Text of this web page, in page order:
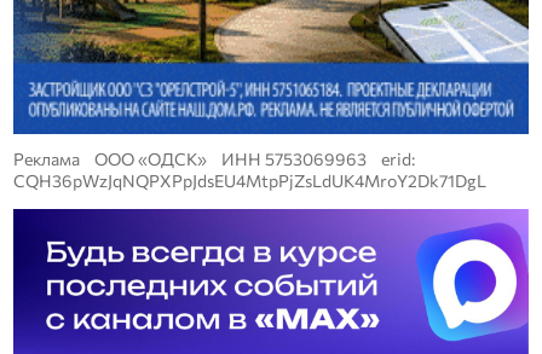
Реклама ООО «ОДСК» ИНН 5753069963 erid:
CQH36pWzJqNQPXPpJdsEU4MtpPjZsLdUK4MroY2Dk71DgL